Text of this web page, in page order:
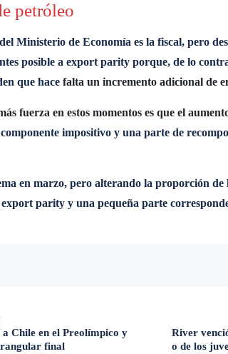
petróleo
Ministerio de Economía es la fiscal, pero
posible a export parity porque, de lo
que hace falta un incremento adicional de
fuerza en estos momentos es que el
impositivo y una parte de
en marzo, pero alterando la proporción
parity y una pequeña parte
Chile en el Preolímpico y
final
River
o de los